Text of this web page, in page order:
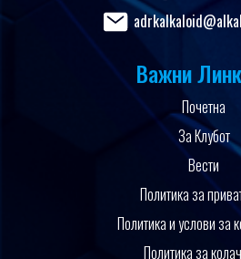
Важни
Почетна
За Клубот
Вести
Политика за
Политика и услови за
Политика за